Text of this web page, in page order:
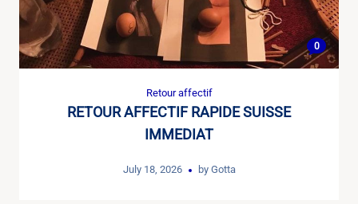
0
Retour affectif
RETOUR AFFECTIF RAPIDE SUISSE
IMMEDIAT
July 18, 2026 by Gotta